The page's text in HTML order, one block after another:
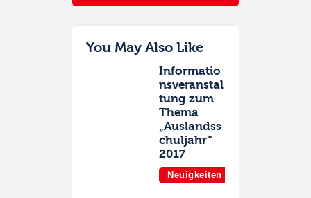
You May Also Like
Informatio
nsveranstal
tung zum
Thema
„Auslandss
chuljahr“
2017
Neuigkeiten